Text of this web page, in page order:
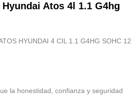
Atos 4l 1.1 G4hg
HYUNDAI 4 CIL 1.1 G4HG SOHC 12
la honestidad, confianza y seguridad